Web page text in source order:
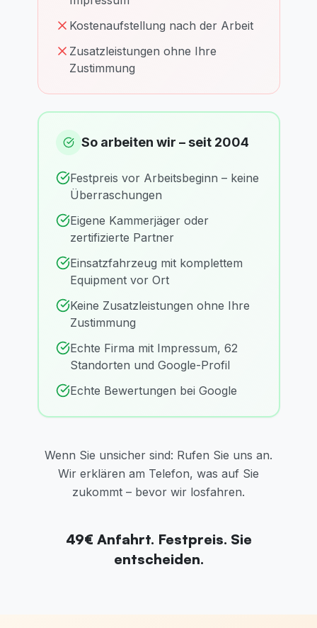
Kostenaufstellung nach der Arbeit
Zusatzleistungen ohne Ihre
Zustimmung
So arbeiten wir – seit 2004
Festpreis vor Arbeitsbeginn – keine
Überraschungen
Eigene Kammerjäger oder
zertifizierte Partner
Einsatzfahrzeug mit komplettem
Equipment vor Ort
Keine Zusatzleistungen ohne Ihre
Zustimmung
Echte Firma mit Impressum, 62
Standorten und Google-Profil
Echte Bewertungen bei Google
Wenn Sie unsicher sind: Rufen Sie uns an.
Wir erklären am Telefon, was auf Sie
zukommt – bevor wir losfahren.
49€ Anfahrt. Festpreis. Sie
entscheiden.